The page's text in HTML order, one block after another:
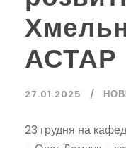
АСТАР
27.01.2025
23 грудня на